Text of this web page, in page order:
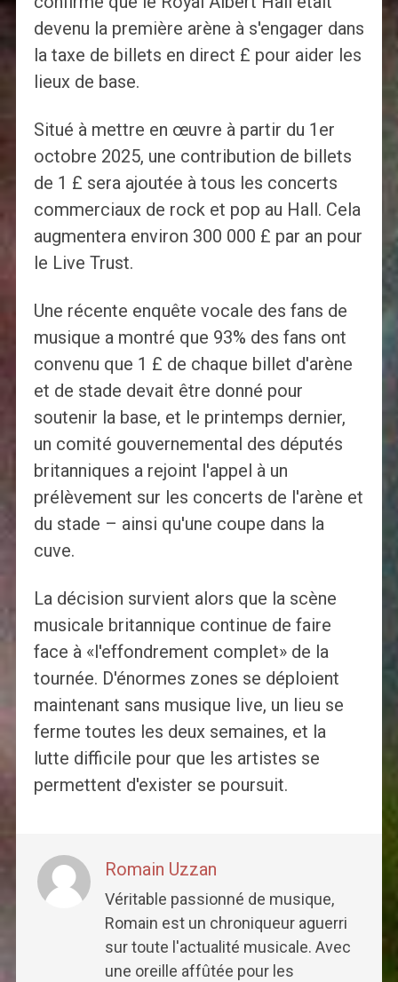
devenu la première arène à s'engager dans
la taxe de billets en direct £ pour aider les
lieux de base.
Situé à mettre en œuvre à partir du 1er
octobre 2025, une contribution de billets
de 1 £ sera ajoutée à tous les concerts
commerciaux de rock et pop au Hall. Cela
augmentera environ 300 000 £ par an pour
le Live Trust.
Une récente enquête vocale des fans de
musique a montré que 93% des fans ont
convenu que 1 £ de chaque billet d'arène
et de stade devait être donné pour
soutenir la base, et le printemps dernier,
un comité gouvernemental des députés
britanniques a rejoint l'appel à un
prélèvement sur les concerts de l'arène et
du stade – ainsi qu'une coupe dans la
cuve.
La décision survient alors que la scène
musicale britannique continue de faire
face à «l'effondrement complet» de la
tournée. D'énormes zones se déploient
maintenant sans musique live, un lieu se
ferme toutes les deux semaines, et la
lutte difficile pour que les artistes se
permettent d'exister se poursuit.
Romain Uzzan
Véritable passionné de musique,
Romain est un chroniqueur aguerri
sur toute l'actualité musicale. Avec
une oreille affûtée pour les